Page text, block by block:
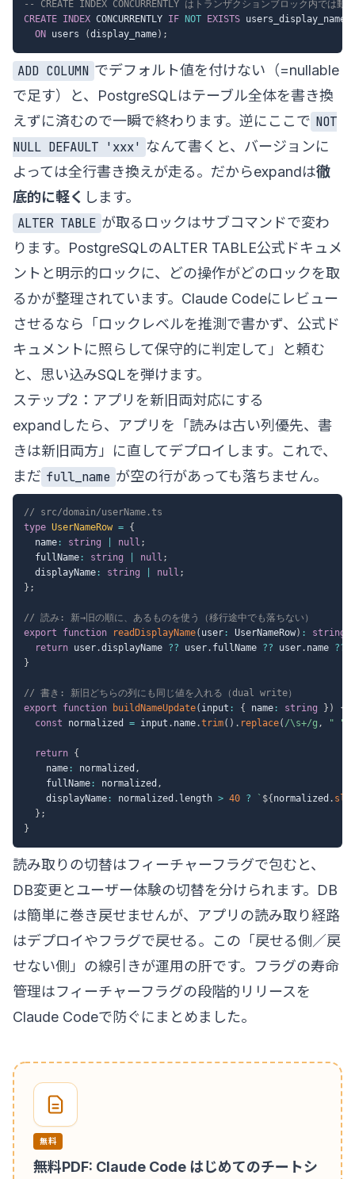
-- CREATE INDEX CONCURRENTLY はトランザクションブロック内では動
CREATE INDEX CONCURRENTLY IF NOT EXISTS
ON users (display_name) ;
ADD COLUMN でデフォルト値を付けない（=nullable
で足す）と、PostgreSQLはテーブル全体を書き換
えずに済むので一瞬で終わります。逆にここで NOT
NULL DEFAULT 'xxx' なんて書くと、バージョンに
よっては全行書き換えが走る。だからexpandは徹
底的に軽く します。
ALTER TABLE が取るロックはサブコマンドで変わ
ります。PostgreSQLのALTER TABLE公式ドキュメ
ント と明示的ロックに、どの操作がどのロックを取
るかが整理されています。Claude Codeにレビュー
させるなら「ロックレベルを推測で書かず、公式ド
キュメントに照らして保守的に判定して」と頼む
と、思い込みSQLを弾けます。
ステップ2：アプリを新旧両対応にする
expandしたら、アプリを「読みは古い列優先、書
きは新旧両方」に直してデプロイします。これで、
まだ full_name が空の行があっても落ちません。
// src/domain/userName.ts
type UserNameRow = {
  name
: string null ;
  fullName
: string null ;
  displayName
: string null ;
} ;
// 読み: 新→旧の順に、あるものを使う（移行途中でも落ちない）
export
function readDisplayName( user : UserNameRow) : string
return user.displayName ?? user. fullName ?? user. name ??
}
// 書き: 新旧どちらの列にも同じ値を入れる（dual write）
export
function buildNameUpdate( input : { name : string } )
{
const normalized = input . name.trim( ) . replace( /\s+/g , " "
return {
    name
: normalized ,
    fullName
: normalized ,
    displayName
: normalized . length > 40 ? ` ${ normalized .
} ;
}
読み取りの切替はフィーチャーフラグで包むと、
DB変更とユーザー体験の切替を分けられます。DB
は簡単に巻き戻せませんが、アプリの読み取り経路
はデプロイやフラグで戻せる。この「戻せる側／戻
せない側」の線引きが運用の肝です。フラグの寿命
管理はフィーチャーフラグの段階的リリースを
Claude Codeで防ぐ にまとめました。
無料
無料PDF: Claude Code はじめてのチートシ